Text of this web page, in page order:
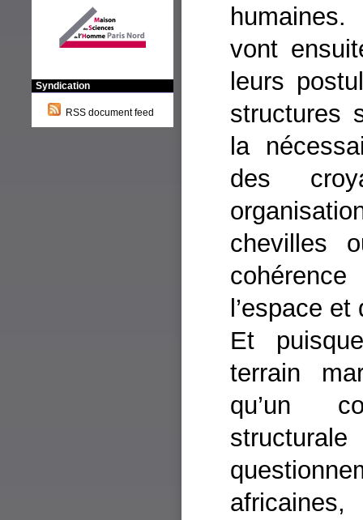
vont
leurs
structures
la
des
chevilles
l’espace
Et
terrain
qu’un
Syndication
RSS document feed